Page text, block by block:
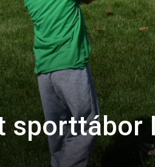
sporttábor